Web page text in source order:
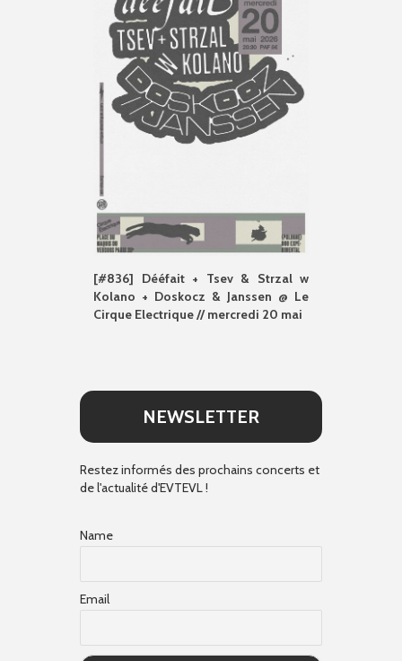
[#836] Dééfait + Tsev & Strzal w
Kolano + Doskocz & Janssen @ Le
Cirque Electrique // mercredi 20 mai
NEWSLETTER
Restez informés des prochains concerts et
de l'actualité d'EVTEVL !
Name
Email